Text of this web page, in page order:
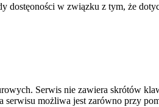
dostęoności w związku z tym, że
Serwis nie zawiera skrótów
serwisu możliwa jest zarówno przy